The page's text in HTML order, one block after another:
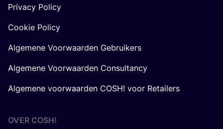
Privacy Policy
Cookie Policy
Algemene Voorwaarden Gebruikers
Algemene Voorwaarden Consultancy
Algemene voorwaarden COSH! voor Retailers
OVER COSH!